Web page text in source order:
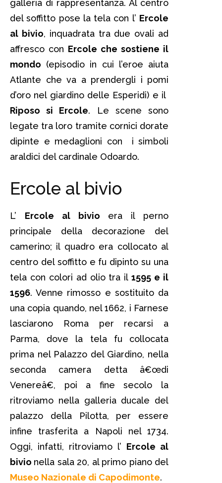
galleria di rappresentanza. Al centro
del soffitto pose la tela con l’ Ercole
al bivio, inquadrata tra due ovali ad
affresco con Ercole che sostiene il
mondo (episodio in cui l’eroe aiuta
Atlante che va a prendergli i pomi
d’oro nel giardino delle Esperidi) e il
Riposo si Ercole. Le scene sono
legate tra loro tramite cornici dorate
dipinte e medaglioni con i simboli
araldici del cardinale Odoardo.
Ercole al bivio
L’ Ercole al bivio era il perno
principale della decorazione del
camerino; il quadro era collocato al
centro del soffitto e fu dipinto su una
tela con colori ad olio tra il1595 e il
1596. Venne rimosso e sostituito da
una copia quando, nel 1662, i Farnese
lasciarono Roma per recarsi a
Parma, dove la tela fu collocata
prima nel Palazzo del Giardino, nella
seconda camera detta â€œdi
Venereâ€, poi a fine secolo la
ritroviamo nella galleria ducale del
palazzo della Pilotta, per essere
infine trasferita a Napoli nel 1734.
Oggi, infatti, ritroviamo l’ Ercole al
bivio nella sala 20, al primo piano del
Museo Nazionale di Capodimonte.